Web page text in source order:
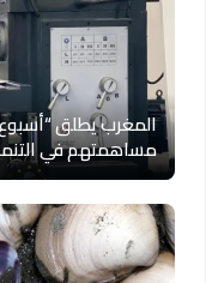
المغرب يطلق “أسبوع
مساهمتهم في